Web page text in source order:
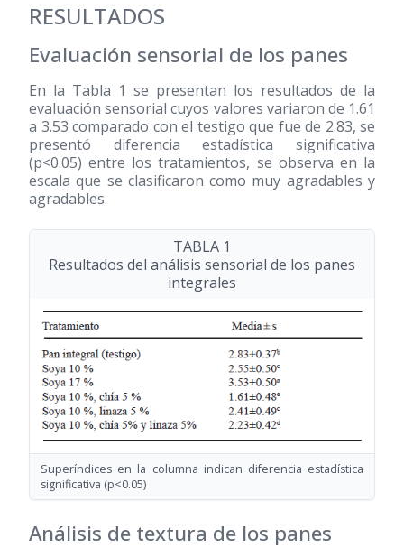
RESULTADOS
Evaluación sensorial de los panes
En la Tabla 1 se presentan los resultados de la
evaluación sensorial cuyos valores variaron de 1.61
a 3.53 comparado con el testigo que fue de 2.83, se
presentó diferencia estadística significativa
(p<0.05) entre los tratamientos, se observa en la
escala que se clasificaron como muy agradables y
agradables.
TABLA 1
Resultados del análisis sensorial de los panes
integrales
Superíndices en la columna indican diferencia estadística
significativa (p<0.05)
Análisis de textura de los panes